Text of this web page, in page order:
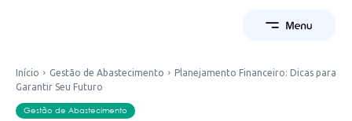
Início Gestão de Abastecimento
Planejamento Financeiro: Dicas para
Garantir Seu Futuro
Gestão de Abastecimento